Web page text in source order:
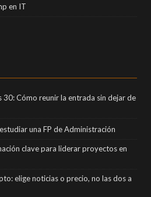
en IT
30: Cómo reunir la entrada sin dejar de
una FP de Administración
clave para liderar proyectos en
elige noticias o precio, no las dos a